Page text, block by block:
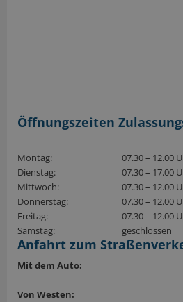
Öffnungszeiten
Montag:
07.30 – 12.00
Dienstag:
07.30 – 17.00
Mittwoch:
07.30 – 12.00
Donnerstag:
07.30 – 12.00
Freitag:
07.30 – 12.00
Samstag:
geschlossen
Anfahrt zum
Mit dem Auto:
Von Westen: